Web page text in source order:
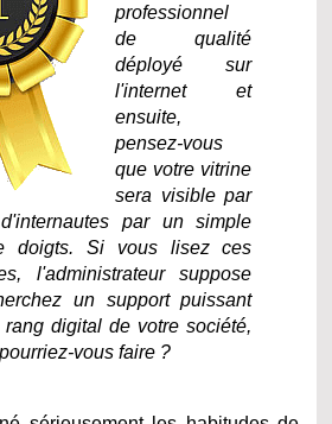
professionnel
de qualité
déployé sur
l'internet et
ensuite,
pensez-vous
que votre vitrine
sera visible par
par un simple
doigts. Si vous lisez ces
l'administrateur suppose
un support puissant
digital de votre société,
vous faire ?